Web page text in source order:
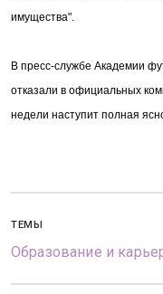
имущества".
В пресс-службе Академии
отказали в официальных
недели наступит полная
ТЕМЫ
Образование и